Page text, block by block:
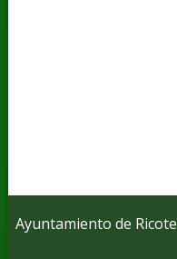
Ayuntamiento de Ricote